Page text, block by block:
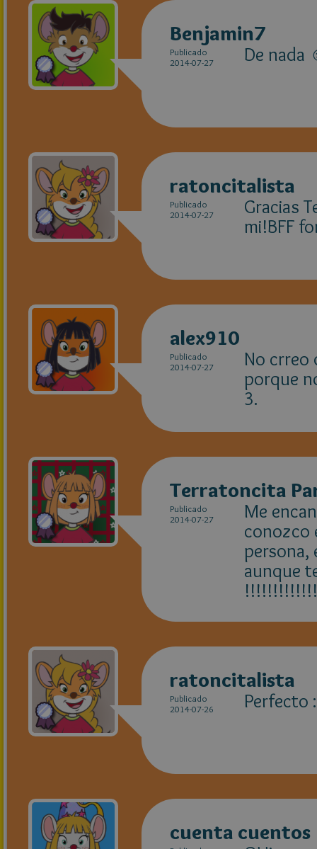
Benjamin7
Publicado
2014-07-27
De
ratoncitalista
Publicado
2014-07-27
Gracias
mi!BFF
alex910
Publicado
2014-07-27
No crreo
porque
3.
Terratoncita
Publicado
2014-07-27
Me
conozco
persona,
aunque
ratoncitalista
Publicado
2014-07-26
Perfecto
cuenta cuentos